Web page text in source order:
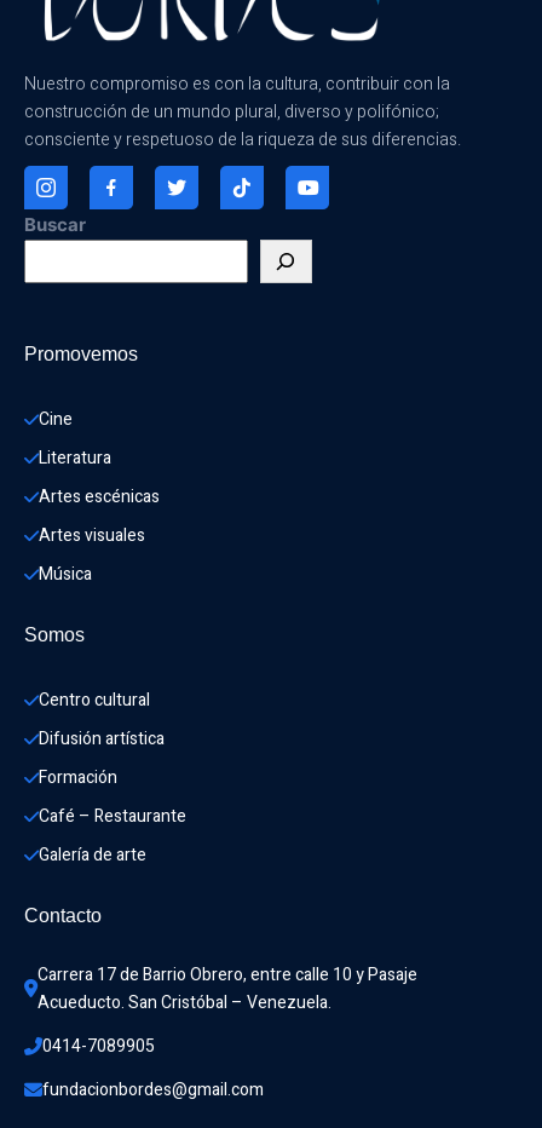
Nuestro compromiso es con la cultura, contribuir con la
construcción de un mundo plural, diverso y polifónico;
consciente y respetuoso de la riqueza de sus diferencias.
Buscar
Promovemos
Cine
Literatura
Artes escénicas
Artes visuales
Música
Somos
Centro cultural
Difusión artística
Formación
Café – Restaurante
Galería de arte
Contacto
Carrera 17 de Barrio Obrero, entre calle 10 y Pasaje
Acueducto. San Cristóbal – Venezuela.
0414-7089905
fundacionbordes@gmail.com